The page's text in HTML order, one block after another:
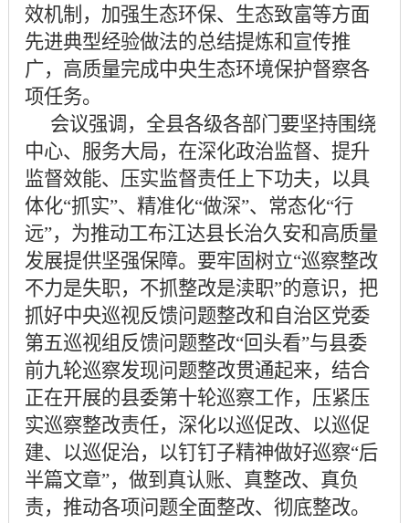
效机制，加强生态环保、生态致富等方面
先进典型经验做法的总结提炼和宣传推
广，高质量完成中央生态环境保护督察各
项任务。
会议强调，全县各级各部门要坚持围绕
中心、服务大局，在深化政治监督、提升
监督效能、压实监督责任上下功夫，以具
体化“抓实”、精准化“做深”、常态化“行
远”，为推动工布江达县长治久安和高质量
发展提供坚强保障。要牢固树立“巡察整改
不力是失职，不抓整改是渎职”的意识，把
抓好中央巡视反馈问题整改和自治区党委
第五巡视组反馈问题整改“回头看”与县委
前九轮巡察发现问题整改贯通起来，结合
正在开展的县委第十轮巡察工作，压紧压
实巡察整改责任，深化以巡促改、以巡促
建、以巡促治，以钉钉子精神做好巡察“后
半篇文章”，做到真认账、真整改、真负
责，推动各项问题全面整改、彻底整改。